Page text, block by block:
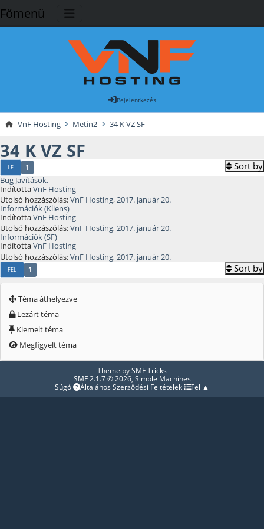
Főmenü
Bejelentkezés
VnF Hosting Metin2 34 K VZ SF
34 K VZ SF
LE 1 Sort by
Bug Javítások.
IndítottaVnF Hosting
Utolsó hozzászólás:VnF Hosting,2017. január 20.
Információk (Kliens)
IndítottaVnF Hosting
Utolsó hozzászólás:VnF Hosting,2017. január 20.
Információk (SF)
IndítottaVnF Hosting
Utolsó hozzászólás:VnF Hosting,2017. január 20.
FEL 1 Sort by
Téma áthelyezve
Lezárt téma
Kiemelt téma
Megfigyelt téma
Theme bySMF Tricks
SMF 2.1.7 © 2026, Simple Machines
Súgó
Általános Szerződési Feltételek Fel ▲